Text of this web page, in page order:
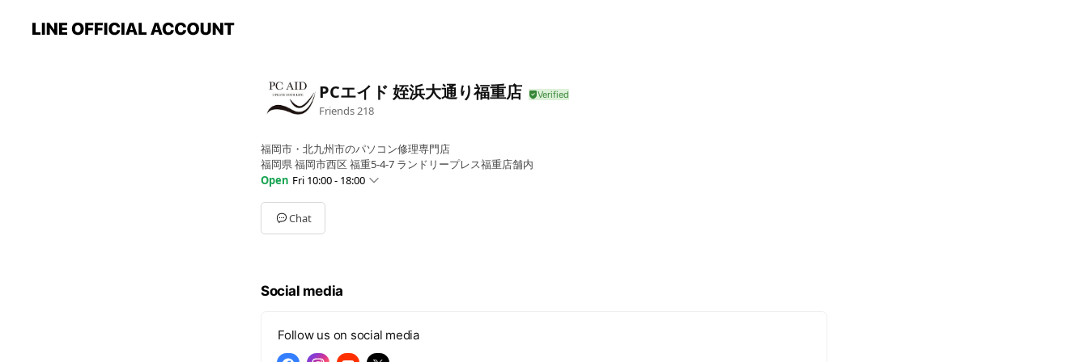
PCエイド 姪浜大通り福重店
Friends 218
福岡市・北九州市のパソコン修理専門店
福岡県 福岡市西区 福重5-4-7 ランドリープレス福重店舗内
Open Fri 10:00 - 18:00
SunClosed
Mon10:00 - 18:00
Tue
10:00 - 18:00
Sat10:00 - 16:00
Chat
Social media
Follow us on social media